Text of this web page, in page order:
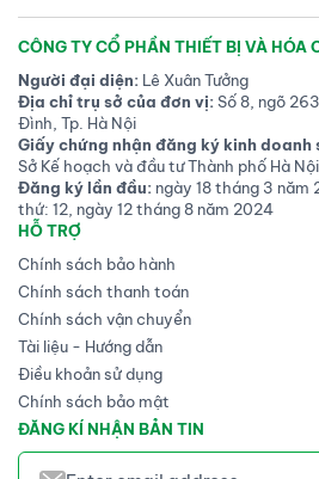
CÔNG TY CỔ PHẦN THIẾT BỊ VÀ HÓA
Người đại diện: Lê Xuân Tưởng
Địa chỉ trụ sở của đơn vị:Số 8, ngõ
Đình, Tp. Hà Nội
Giấy chứng nhận đăng ký kinh doanh
Sở Kế hoạch và đầu tư Thành phố Hà Nội
Đăng ký lần đầu: ngày 18 tháng 3
thứ: 12, ngày 12 tháng 8 năm 2024
HỖ TRỢ
Chính sách bảo hành
Chính sách thanh toán
Chính sách vận chuyển
Tài liệu - Hướng dẫn
Điều khoản sử dụng
Chính sách bảo mật
ĐĂNG KÍ NHẬN BẢN TIN